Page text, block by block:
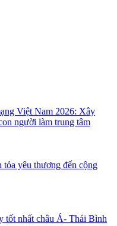
Việt Nam 2026: Xây
người làm trung tâm
yêu thương đến cộng
tốt nhất châu Á- Thái Bình